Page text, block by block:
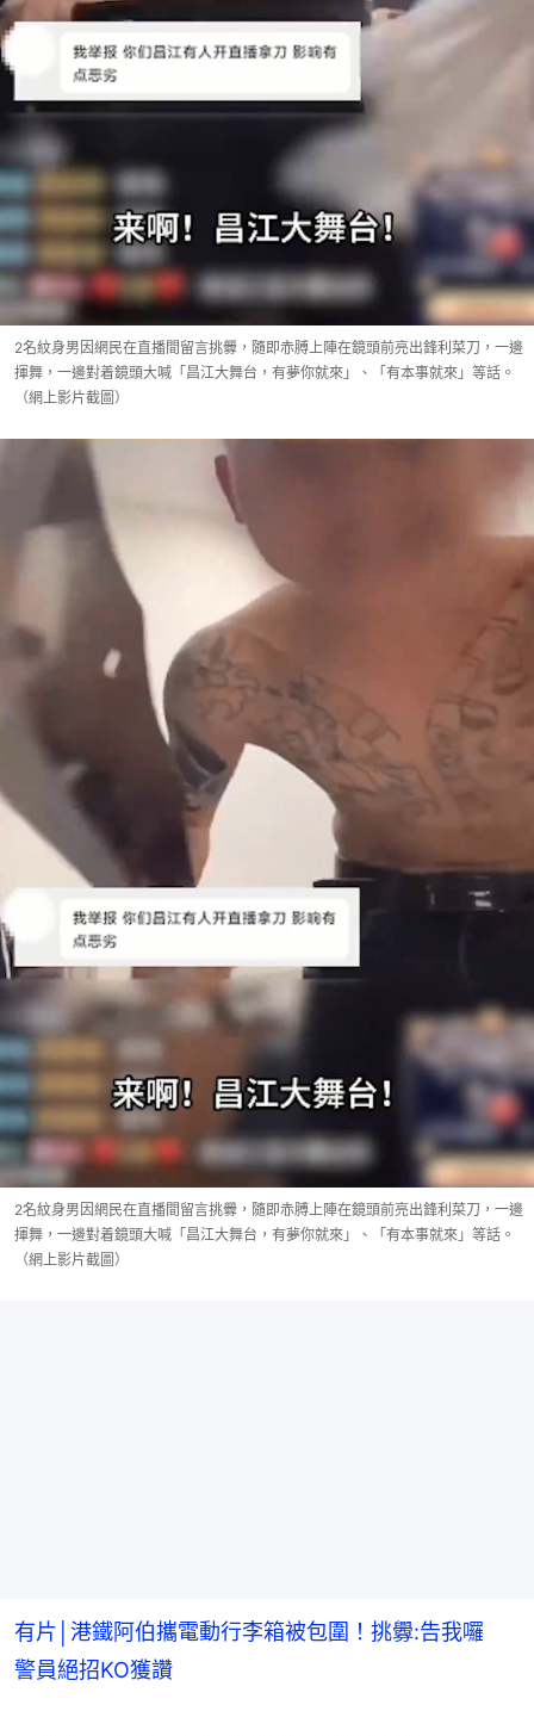
2名紋身男因網民在直播間留言挑釁，隨即赤膊上陣在鏡頭前亮出鋒利菜刀，一邊
揮舞，一邊對着鏡頭大喊「昌江大舞台，有夢你就來」、「有本事就來」等話。
（網上影片截圖）
2名紋身男因網民在直播間留言挑釁，隨即赤膊上陣在鏡頭前亮出鋒利菜刀，一邊
揮舞，一邊對着鏡頭大喊「昌江大舞台，有夢你就來」、「有本事就來」等話。
（網上影片截圖）
有片│港鐵阿伯攜電動行李箱被包圍！挑釁:告我囉
警員絕招KO獲讚